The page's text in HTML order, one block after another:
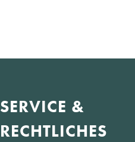
SERVICE &
RECHTLICHES